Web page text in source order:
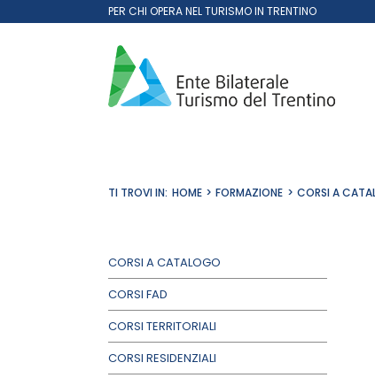
al
PER CHI OPERA NEL TURISMO IN TRENTINO
TI TROVI IN: HOME FORMAZIONE CORSI A
CORSI A CATALOGO
CORSI FAD
CORSI TERRITORIALI
CORSI RESIDENZIALI